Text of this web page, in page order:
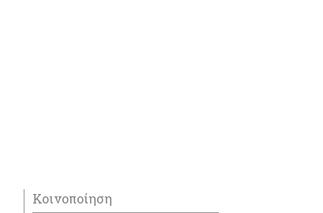
Κοινοποίηση